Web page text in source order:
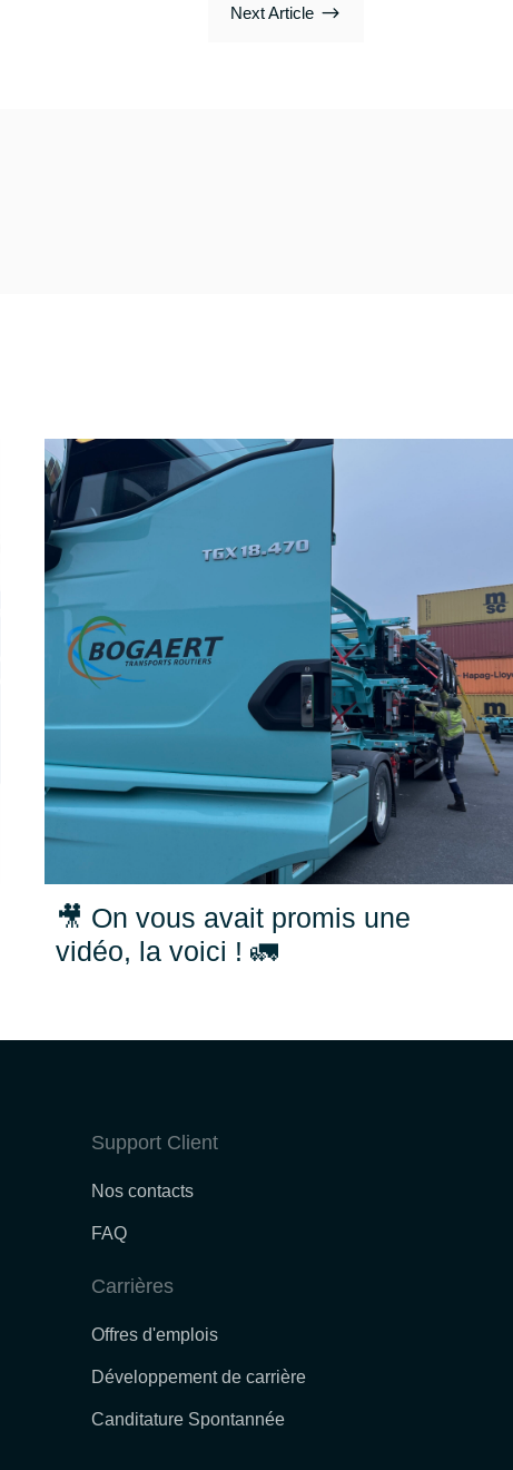
Next Article $
🎥 On vous avait promis une
vidéo, la voici ! 🚛
Support Client
Nos contacts
FAQ
Carrières
Offres d'emplois
Développement de carrière
Canditature Spontannée